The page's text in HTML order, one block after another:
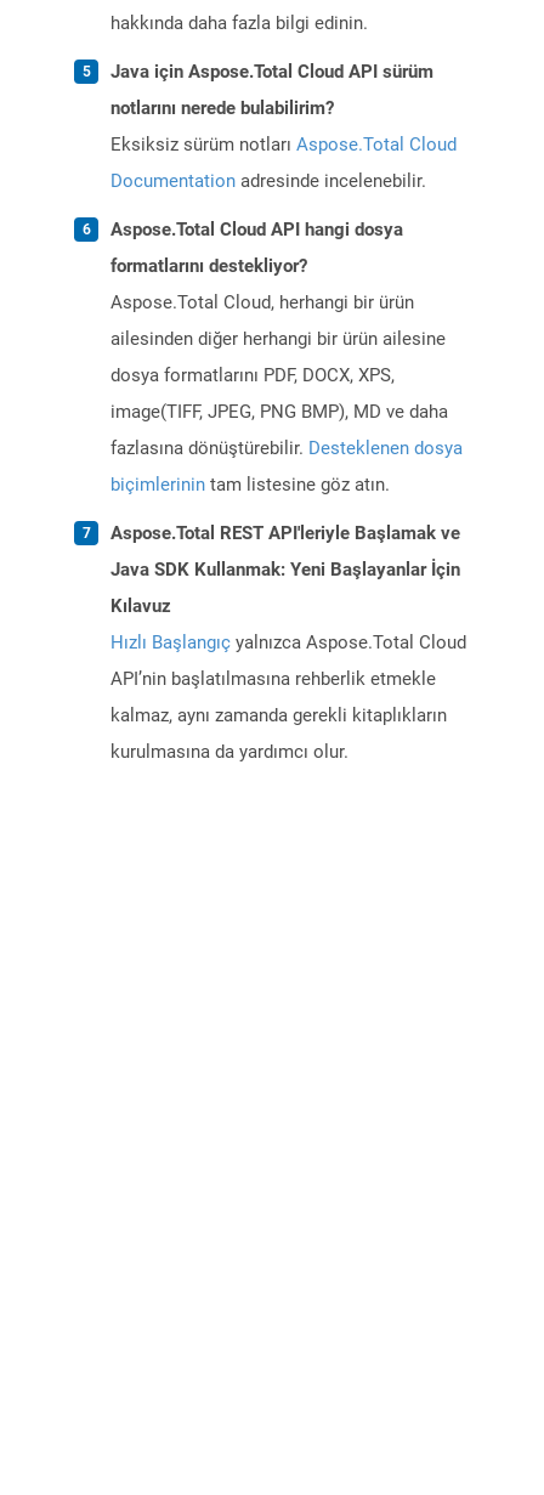
hakkında daha fazla bilgi edinin.
Java için Aspose.Total Cloud API sürüm
notlarını nerede bulabilirim?
Eksiksiz sürüm notları Aspose.Total Cloud
Documentation adresinde incelenebilir.
Aspose.Total Cloud API hangi dosya
formatlarını destekliyor?
Aspose.Total Cloud, herhangi bir ürün
ailesinden diğer herhangi bir ürün ailesine
dosya formatlarını PDF, DOCX, XPS,
image(TIFF, JPEG, PNG BMP), MD ve daha
fazlasına dönüştürebilir. Desteklenen dosya
biçimlerinin tam listesine göz atın.
Aspose.Total REST API'leriyle Başlamak ve
Java SDK Kullanmak: Yeni Başlayanlar İçin
Kılavuz
Hızlı Başlangıç yalnızca Aspose.Total Cloud
API’nin başlatılmasına rehberlik etmekle
kalmaz, aynı zamanda gerekli kitaplıkların
kurulmasına da yardımcı olur.